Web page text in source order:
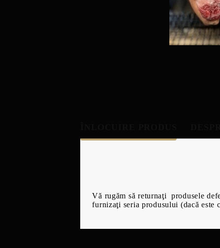
Vă rugăm să returnaţi produsele
furnizaţi seria produsului (dacă este